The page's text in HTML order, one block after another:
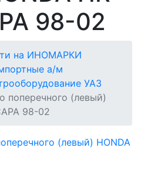
98-02
на ИНОМАРКИ
а/м
УАЗ
поперечного (левый)
98-02